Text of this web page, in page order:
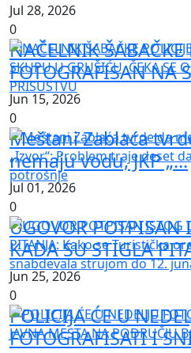
Jul 28, 2026
0
NAČELNIK ŠABAČKE
FOTOGRAFISAN NA
Jun 15, 2026
0
Meštani Zablaća
nemaju vodu, JKP „...
Jul 01, 2026
0
UGOVOR POTPISAN
KADA SU STIGLA
Jun 25, 2026
0
POLICIJA ĆE U
FOTOGRAFISATI I